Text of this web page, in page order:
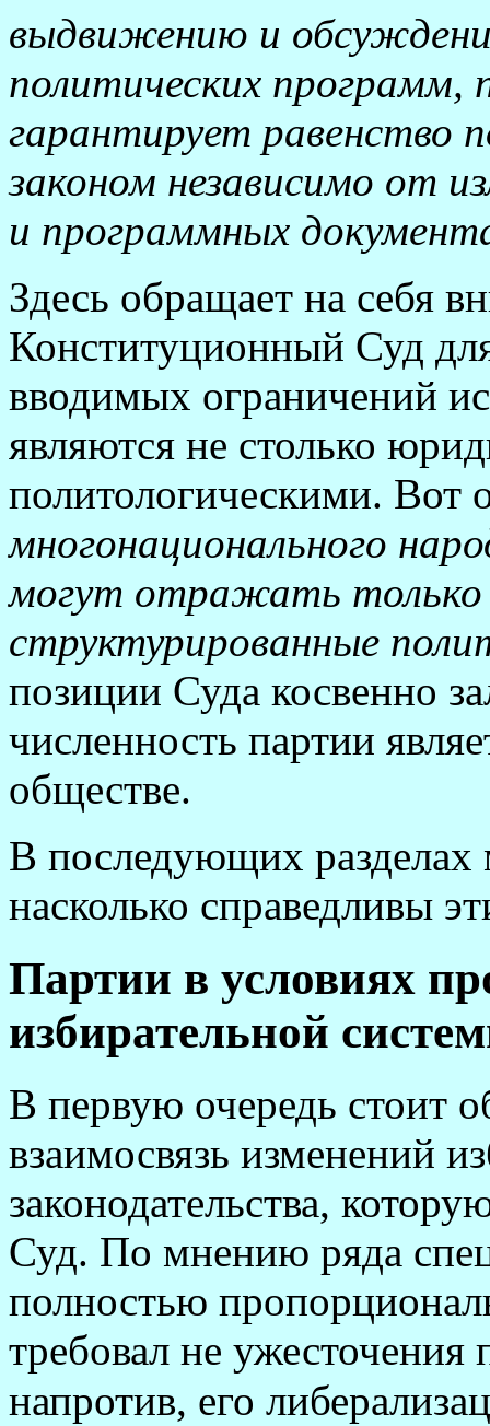
выдвижению и
политических
гарантирует равенство
законом независимо от
и программных
Здесь обращает на себя
Конституционный Суд
вводимых ограничений
являются не столько
политологическими. Вот
многонационального
могут отражать только
структурированные
позиции Суда косвенно
численность партии
обществе.
В последующих
насколько справедливы
Партии в условиях
избирательной
В первую очередь стоит
взаимосвязь изменений
законодательства,
Суд. По мнению ряда
полностью
требовал не ужесточения
напротив, его